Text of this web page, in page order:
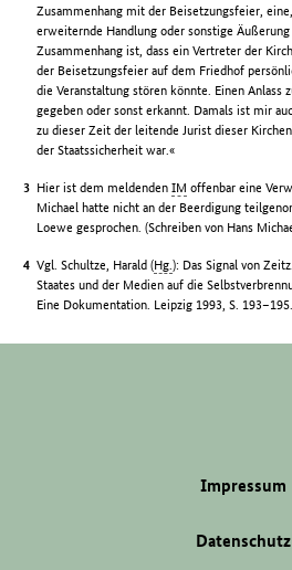
Zusammenhang mit der Beisetzungsfeier,
erweiternde Handlung oder sonstige
Zusammenhang ist, dass ein Vertreter der
der Beisetzungsfeier auf dem Friedhof
die Veranstaltung stören könnte. Einen Anlass
gegeben oder sonst erkannt. Damals ist mir
zu dieser Zeit der leitende Jurist dieser
der Staatssicherheit war.«
Hier ist dem meldendenIM offenbar eine
Michael hatte nicht an der Beerdigung
Loewe gesprochen. (Schreiben von Hans
Vgl. Schultze, Harald (Hg.): Das Signal von
Staates und der Medien auf die
Eine Dokumentation. Leipzig 1993, S. 193–195.
Impressum
Datenschutz